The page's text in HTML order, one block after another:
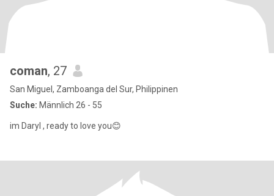
coman, 27
San Miguel, Zamboanga del Sur, Philippinen
Suche: Männlich 26 - 55
im Daryl , ready to love you😊